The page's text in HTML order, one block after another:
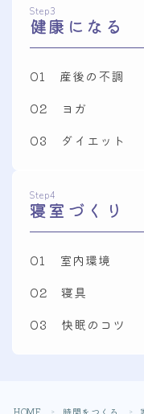
Step3
健康になる
01 産後の不調
02 ヨガ
03 ダイエット
Step4
寝室づくり
01 室内環境
02 寝具
03 快眠のコツ
＞ ＞